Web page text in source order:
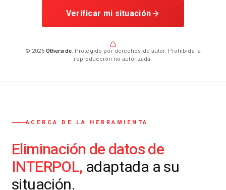
Verificar mi situación
© 2026 Otherside. Protegido por derechos de autor. Prohibida la
reproducción no autorizada.
ACERCA DE LA HERRAMIENTA
Eliminación de datos de
INTERPOL, adaptada a su
situación.